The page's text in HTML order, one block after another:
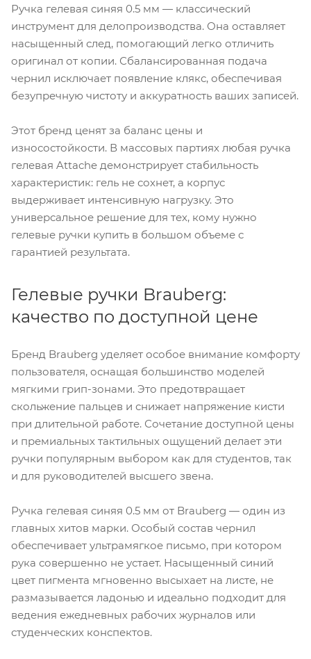
Ручка гелевая синяя 0.5 мм — классический
инструмент для делопроизводства. Она оставляет
насыщенный след, помогающий легко отличить
оригинал от копии. Сбалансированная подача
чернил исключает появление клякс, обеспечивая
безупречную чистоту и аккуратность ваших записей.
Этот бренд ценят за баланс цены и
износостойкости. В массовых партиях любая ручка
гелевая Attache демонстрирует стабильность
характеристик: гель не сохнет, а корпус
выдерживает интенсивную нагрузку. Это
универсальное решение для тех, кому нужно
гелевые ручки купить в большом объеме с
гарантией результата.
Гелевые ручки Brauberg:
качество по доступной цене
Бренд Brauberg уделяет особое внимание комфорту
пользователя, оснащая большинство моделей
мягкими грип-зонами. Это предотвращает
скольжение пальцев и снижает напряжение кисти
при длительной работе. Сочетание доступной цены
и премиальных тактильных ощущений делает эти
ручки популярным выбором как для студентов, так
и для руководителей высшего звена.
Ручка гелевая синяя 0.5 мм от Brauberg — один из
главных хитов марки. Особый состав чернил
обеспечивает ультрамягкое письмо, при котором
рука совершенно не устает. Насыщенный синий
цвет пигмента мгновенно высыхает на листе, не
размазывается ладонью и идеально подходит для
ведения ежедневных рабочих журналов или
студенческих конспектов.